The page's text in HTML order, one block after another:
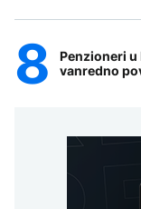
Penzioneri
vanredno